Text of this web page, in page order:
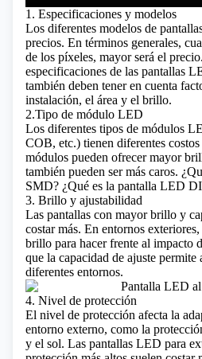
1. Especificaciones y modelos
Los diferentes modelos de
precios. En términos generales,
de los píxeles, mayor será el
especificaciones de las pantallas
también deben tener en cuenta
instalación, el área y el brillo.
2.Tipo de módulo LED
Los diferentes tipos de módulos
COB, etc.) tienen diferentes
módulos pueden ofrecer mayor
también pueden ser más caros.
SMD? ¿Qué es la pantalla LED
3. Brillo y ajustabilidad
Las pantallas con mayor brillo y
costar más. En entornos
brillo para hacer frente al impacto
que la capacidad de ajuste
diferentes entornos.
4. Nivel de protección
El nivel de protección afecta la
entorno externo, como la
y el sol. Las pantallas LED para